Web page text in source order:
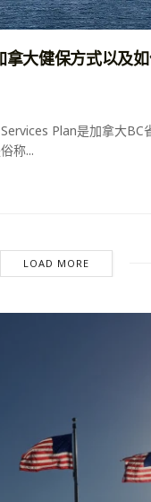
拿大健保方式以及
Plan是加拿大BC
称...
LOAD MORE